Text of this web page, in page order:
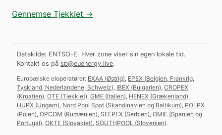
Gennemse Tjekkiet →
Datakilde: ENTSO-E. Hver zone viser sin egen lokale tid.
Kontakt os på sp@euenergy.live.
Europæiske eloperatører: EXAA (Østrig) EPEX (Belgien, Frankrig,
Tyskland, Nederlandene, Schweiz) IBEX (Bulgarien) CROPEX
(Kroatien) OTE (Tjekkiet) GME (Italien) HENEX (Grækenland)
HUPX (Ungarn) Nord Pool Spot (Skandinavien og Baltikum) POLPX
(Polen) OPCOM (Rumænien) SEEPEX (Serbien) OMIE (Spanien og
Portugal) OKTE (Slovakiet) SOUTHPOOL (Slovenien).